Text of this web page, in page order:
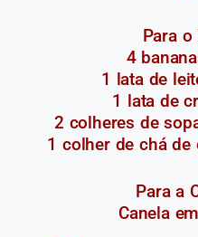
Para o
4
1 lata de
1 lata de
2 colheres de
1 colher de chá de
Para a
Canela